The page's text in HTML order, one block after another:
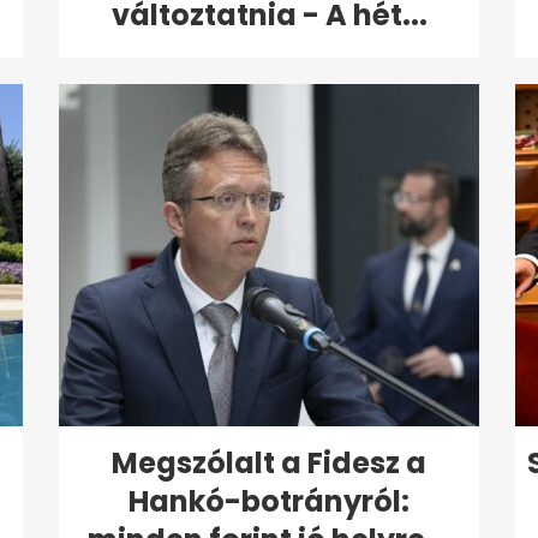
változtatnia - A hét...
Megszólalt a Fidesz a
Hankó-botrányról: